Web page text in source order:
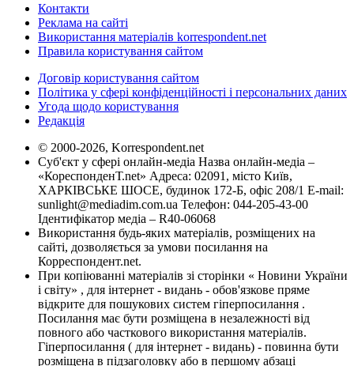
Контакти
Реклама на сайті
Використання матеріалів korrespondent.net
Правила користування сайтом
Договір користування сайтом
Політика у сфері конфіденційності і персональних даних
Угода щодо користування
Редакція
© 2000-2026, Korrespondent.net
Суб'єкт у сфері онлайн-медіа Назва онлайн-медіа –
«КореспонденТ.net» Адреса: 02091, місто Київ,
ХАРКІВСЬКЕ ШОСЕ, будинок 172-Б, офіс 208/1 E-mail:
sunlight@mediadim.com.ua Телефон: 044-205-43-00
Ідентифікатор медіа – R40-06068
Використання будь-яких матеріалів, розміщених на
сайті, дозволяється за умови посилання на
Корреспондент.net.
При копіюванні матеріалів зі сторінки « Новини України
і світу» , для інтернет - видань - обов'язкове пряме
відкрите для пошукових систем гіперпосилання .
Посилання має бути розміщена в незалежності від
повного або часткового використання матеріалів.
Гіперпосилання ( для інтернет - видань) - повинна бути
розміщена в підзаголовку або в першому абзаці